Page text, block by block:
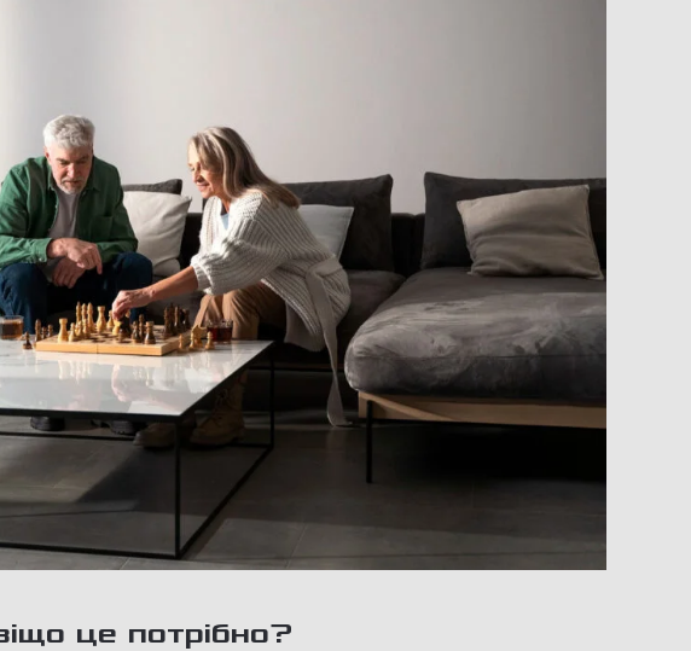
це потрібно?